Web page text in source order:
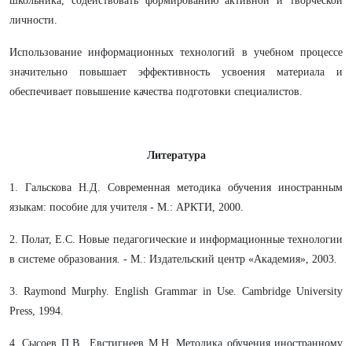
личности.
Использование информационных технологий в учебном процессе
значительно повышает эффективность усвоения материала и
обеспечивает повышение качества подготовки специалистов.
Литература
1. Гальскова Н.Д. Современная методика обучения иностранным
языкам: пособие для учителя - М.: АРКТИ, 2000.
2. Полат, Е.С. Новые педагогические и информационные технологии
в системе образования. - М.: Издательский центр «Академия», 2003.
3. Raymond Murphy. English Grammar in Use. Cambridge University
Press, 1994.
4. Сысоев П.В., Евстигнеев М.Н. Методика обучения иностранному